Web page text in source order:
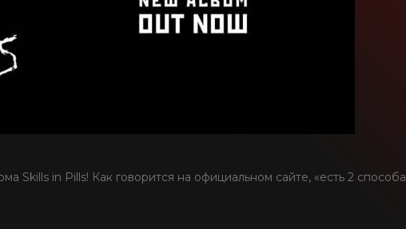
Skills in Pills! Как говорится на официальном сайте, «есть 2 способа